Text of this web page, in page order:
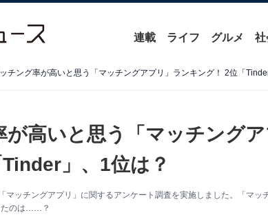
連載 ライフ グルメ 社
チング率が高いと思う「マッチングアプリ」ランキング！ 2位「
が高いと思う「マッチング
」、1位は？
マッチングアプリ」に関するアンケート調査を実施しました。「マッ
たのは……？